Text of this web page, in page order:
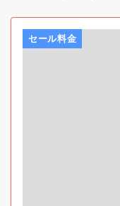
セール料金